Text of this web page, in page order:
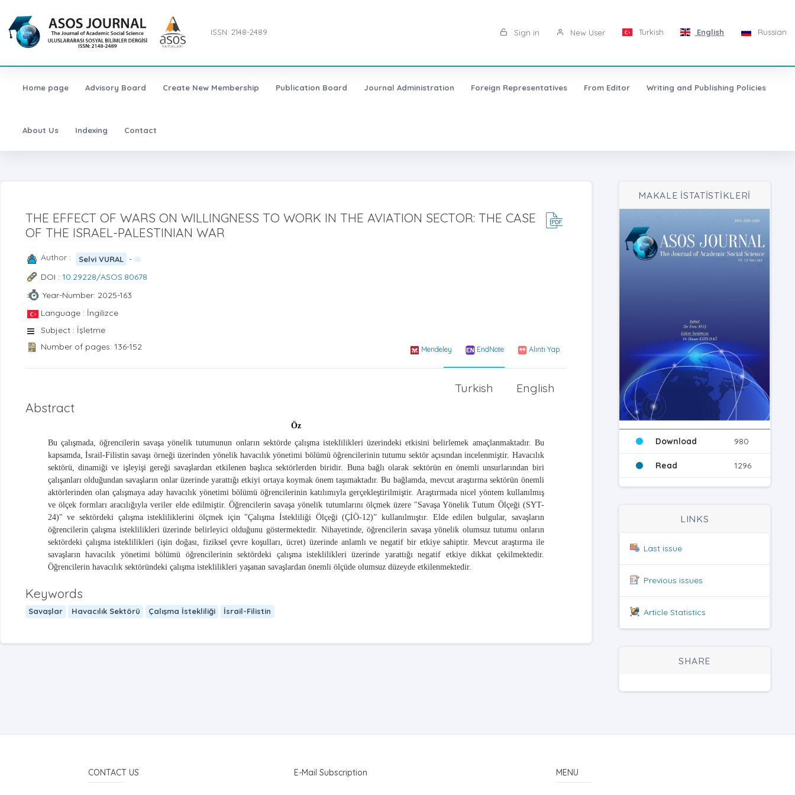
ISSN: 2148-2489 Sign in New User Turkish English Russian
Home page Advisory Board Create New Membership Publication Board Journal Administration Foreign Representatives From Editor Writing and Publishing Policies
About Us Indexing Contact
THE EFFECT OF WARS ON WILLINGNESS TO WORK IN THE AVIATION SECTOR: THE CASE
OF THE ISRAEL-PALESTINIAN WAR
Author : Selvi VURAL
-
DOI : 10.29228/ASOS.80678
Year-Number: 2025-163
Language : İngilizce
Subject : İşletme
Number of pages: 136-152
Mendeley EndNote Alıntı Yap
English
Turkish
Abstract
Öz
Bu çalışmada, öğrencilerin savaşa yönelik tutumunun onların sektörde çalışma isteklilikleri üzerindeki etkisini belirlemek amaçlanmaktadır. Bu
kapsamda, İsrail-Filistin savaşı örneği üzerinden yönelik havacılık yönetimi bölümü öğrencilerinin tutumu sektör açısından incelenmiştir. Havacılık
sektörü, dinamiği ve işleyişi gereği savaşlardan etkilenen başlıca sektörlerden biridir. Buna bağlı olarak sektörün en önemli unsurlarından biri
çalışanları olduğundan savaşların onlar üzerinde yarattığı etkiyi ortaya koymak önem taşımaktadır. Bu bağlamda, mevcut araştırma sektörün önemli
aktörlerinden olan çalışmaya aday havacılık yönetimi bölümü öğrencilerinin katılımıyla gerçekleştirilmiştir. Araştırmada nicel yöntem kullanılmış
ve ölçek formları aracılığıyla veriler elde edilmiştir. Öğrencilerin savaşa yönelik tutumlarını ölçmek üzere "Savaşa Yönelik Tutum Ölçeği (SYT-
24)" ve sektördeki çalışma istekliliklerini ölçmek için "Çalışma İstekliliği Ölçeği (ÇİÖ-12)” kullanılmıştır. Elde edilen bulgular, savaşların
öğrencilerin çalışma isteklilikleri üzerinde belirleyici olduğunu göstermektedir. Nihayetinde, öğrencilerin savaşa yönelik olumsuz tutumu onların
sektördeki çalışma isteklilikleri (işin doğası, fiziksel çevre koşulları, ücret) üzerinde anlamlı ve negatif bir etkiye sahiptir. Mevcut araştırma ile
savaşların havacılık yönetimi bölümü öğrencilerinin sektördeki çalışma isteklilikleri üzerinde yarattığı negatif etkiye dikkat çekilmektedir.
Öğrencilerin havacılık sektöründeki çalışma isteklilikleri yaşanan savaşlardan önemli ölçüde olumsuz düzeyde etkilenmektedir.
Keywords
Savaşlar Havacılık Sektörü Çalışma İstekliliği İsrail-Filistin
MAKALE İSTATİSTİKLERİ
Download 980
Read 1296
LINKS
Last issue
Previous issues
Article Statistics
SHARE
CONTACT US E-Mail Subscription MENU